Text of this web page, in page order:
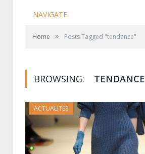
NAVIGATE
Home » Posts Tagged "tendance"
BROWSING: TENDANCE
ACTUALITÉS